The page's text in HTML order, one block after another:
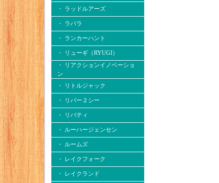
・ ラッドルアーズ
・ ラパラ
・ ランカーハント
・ リューギ（RYUGI）
・ リアクションイノベーショ
ン
・ リトルジャック
・ リバー２シー
・ リバティ
・ ルーハージェンセン
・ ルームズ
・ レイクフォーク
・ レイクランド